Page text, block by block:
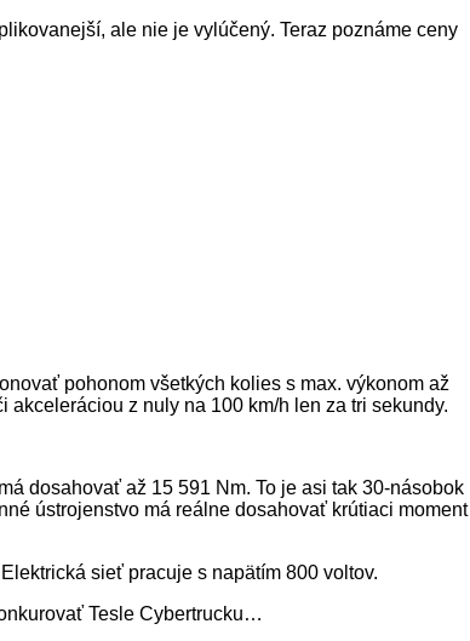
ale nie je vylúčený. Teraz poznáme ceny
pohonom všetkých kolies s max. výkonom až
z nuly na 100 km/h len za tri sekundy.
dosahovať až 15 591 Nm. To je asi tak 30-násobok
ústrojenstvo má reálne dosahovať krútiaci moment
sieť pracuje s napätím 800 voltov.
Tesle Cybertrucku…